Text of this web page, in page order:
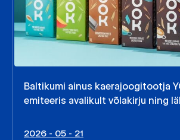
Baltikumi ainus kaerajoogitootja
emiteeris avalikult võlakirju ning
2026 - 05 - 21